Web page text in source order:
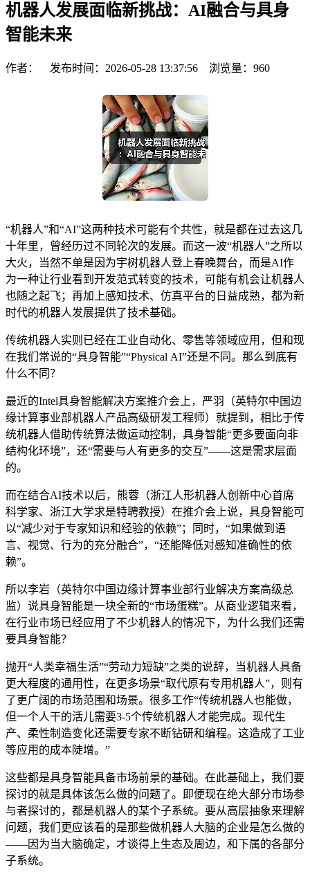
机器人发展面临新挑战：AI融合与具身
智能未来
作者： 发布时间：2026-05-28 13:37:56 浏览量： 960
“机器人”和“AI”这两种技术可能有个共性，就是都在过去这几
十年里，曾经历过不同轮次的发展。而这一波“机器人”之所以
大火，当然不单是因为宇树机器人登上春晚舞台，而是AI作
为一种让行业看到开发范式转变的技术，可能有机会让机器人
也随之起飞；再加上感知技术、仿真平台的日益成熟，都为新
时代的机器人发展提供了技术基础。
传统机器人实则已经在工业自动化、零售等领域应用，但和现
在我们常说的“具身智能”“Physical AI”还是不同。那么到底有
什么不同？
最近的Intel具身智能解决方案推介会上，严羽（英特尔中国边
缘计算事业部机器人产品高级研发工程师）就提到，相比于传
统机器人借助传统算法做运动控制，具身智能“更多要面向非
结构化环境”，还“需要与人有更多的交互”——这是需求层面
的。
而在结合AI技术以后，熊蓉（浙江人形机器人创新中心首席
科学家、浙江大学求是特聘教授）在推介会上说，具身智能可
以“减少对于专家知识和经验的依赖”；同时，“如果做到语
言、视觉、行为的充分融合”，“还能降低对感知准确性的依
赖”。
所以李岩（英特尔中国边缘计算事业部行业解决方案高级总
监）说具身智能是一块全新的“市场蛋糕”。从商业逻辑来看，
在行业市场已经应用了不少机器人的情况下，为什么我们还需
要具身智能？
抛开“人类幸福生活”“劳动力短缺”之类的说辞，当机器人具备
更大程度的通用性，在更多场景“取代原有专用机器人”，则有
了更广阔的市场范围和场景。很多工作“传统机器人也能做，
但一个人干的活儿需要3-5个传统机器人才能完成。现代生
产、柔性制造变化还需要专家不断钻研和编程。这造成了工业
等应用的成本陡增。”
这些都是具身智能具备市场前景的基础。在此基础上，我们要
探讨的就是具体该怎么做的问题了。即便现在绝大部分市场参
与者探讨的，都是机器人的某个子系统。要从高层抽象来理解
问题，我们更应该看的是那些做机器人大脑的企业是怎么做的
——因为当大脑确定，才谈得上生态及周边，和下属的各部分
子系统。